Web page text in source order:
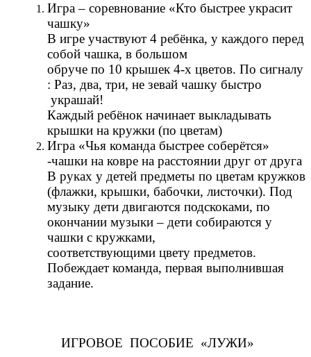
Игра – соревнование «Кто быстрее украсит
чашку»
В игре участвуют 4 ребёнка, у каждого перед
собой чашка, в большом
обруче по 10 крышек 4-х цветов. По сигналу
: Раз, два, три, не зевай чашку быстро
украшай!
Каждый ребёнок начинает выкладывать
крышки на кружки (по цветам)
Игра «Чья команда быстрее соберётся»
-чашки на ковре на расстоянии друг от друга
В руках у детей предметы по цветам кружков
(флажки, крышки, бабочки, листочки). Под
музыку дети двигаются подскоками, по
окончании музыки – дети собираются у
чашки с кружками,
соответствующими цвету предметов.
Побеждает команда, первая выполнившая
задание.
ИГРОВОЕ ПОСОБИЕ «ЛУЖИ»